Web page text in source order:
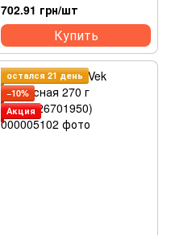
702.91 грн/шт
Купить
остался 21 день
−10%
Акция